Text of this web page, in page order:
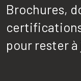
Brochures,
pour rester à